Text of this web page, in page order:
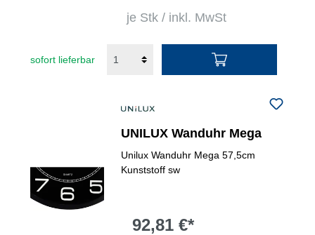
je Stk / inkl. MwSt
sofort lieferbar
UNILUX Wanduhr Mega
Unilux Wanduhr Mega 57,5cm
Kunststoff sw
92,81 €*